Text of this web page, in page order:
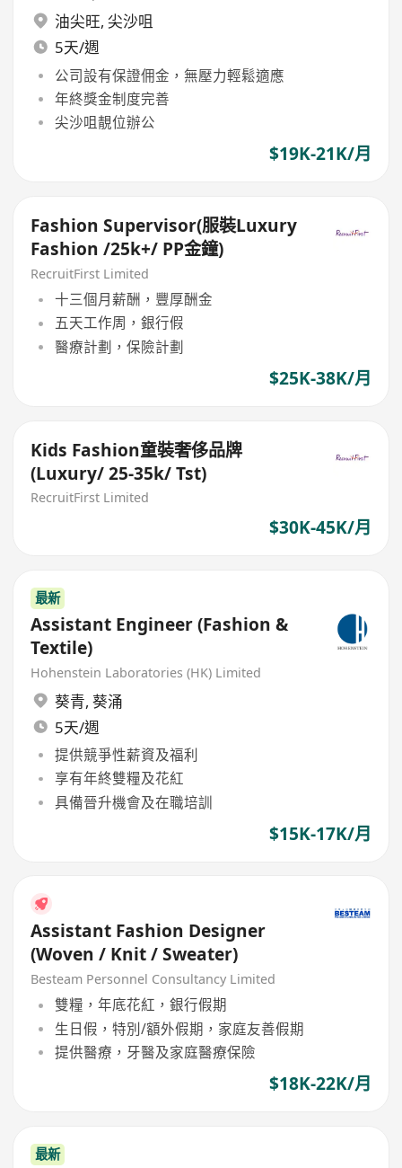
油尖旺, 尖沙咀
5天/週
公司設有保證佣金，無壓力輕鬆適應
年終獎金制度完善
尖沙咀靚位辦公
$19K-21K/月
Fashion Supervisor(服裝Luxury
Fashion /25k+/ PP金鐘)
RecruitFirst Limited
十三個月薪酬，豐厚酬金
五天工作周，銀行假
醫療計劃，保險計劃
$25K-38K/月
Kids Fashion童裝奢侈品牌
(Luxury/ 25-35k/ Tst)
RecruitFirst Limited
$30K-45K/月
最新
Assistant Engineer (Fashion &
Textile)
Hohenstein Laboratories (HK) Limited
葵青, 葵涌
5天/週
提供競爭性薪資及福利
享有年終雙糧及花紅
具備晉升機會及在職培訓
$15K-17K/月
Assistant Fashion Designer
(Woven / Knit / Sweater)
Besteam Personnel Consultancy Limited
雙糧，年底花紅，銀行假期
生日假，特別/額外假期，家庭友善假期
提供醫療，牙醫及家庭醫療保險
$18K-22K/月
最新